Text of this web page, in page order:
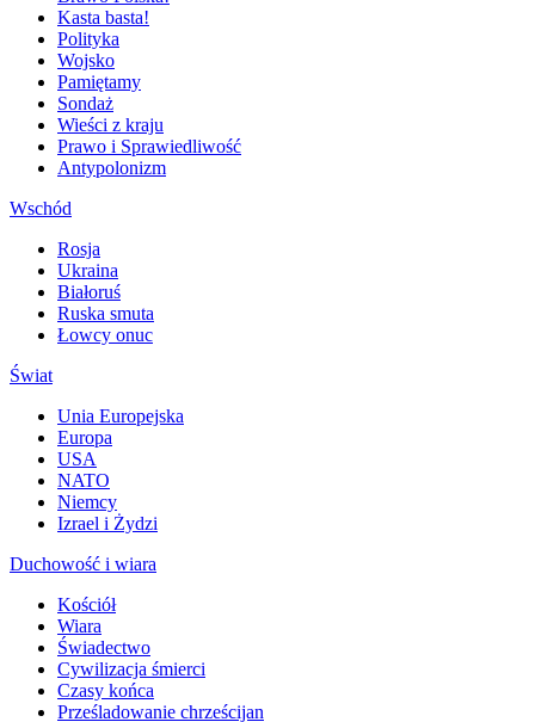
Kasta basta!
Polityka
Wojsko
Pamiętamy
Sondaż
Wieści z kraju
Prawo i Sprawiedliwość
Antypolonizm
Wschód
Rosja
Ukraina
Białoruś
Ruska smuta
Łowcy onuc
Świat
Unia Europejska
Europa
USA
NATO
Niemcy
Izrael i Żydzi
Duchowość i wiara
Kościół
Wiara
Świadectwo
Cywilizacja śmierci
Czasy końca
Prześladowanie chrześcijan